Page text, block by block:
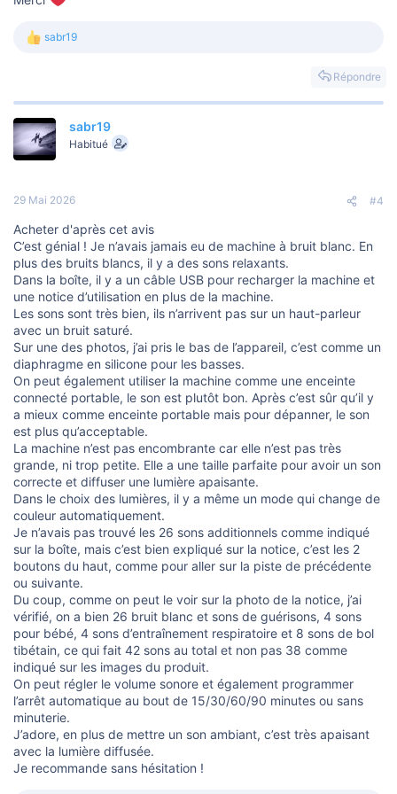
L
é
c
i
s
sabr19
Répondre
sabr19
Habitué
29 Mai 2026 #4
Acheter d'après cet avis
C’est génial ! Je n’avais jamais eu de machine à bruit blanc. En
plus des bruits blancs, il y a des sons relaxants.
Dans la boîte, il y a un câble USB pour recharger la machine et
une notice d’utilisation en plus de la machine.
Les sons sont très bien, ils n’arrivent pas sur un haut-parleur
avec un bruit saturé.
Sur une des photos, j’ai pris le bas de l’appareil, c’est comme un
diaphragme en silicone pour les basses.
On peut également utiliser la machine comme une enceinte
connecté portable, le son est plutôt bon. Après c’est sûr qu’il y
a mieux comme enceinte portable mais pour dépanner, le son
est plus qu’acceptable.
La machine n’est pas encombrante car elle n’est pas très
grande, ni trop petite. Elle a une taille parfaite pour avoir un son
correcte et diffuser une lumière apaisante.
Dans le choix des lumières, il y a même un mode qui change de
couleur automatiquement.
Je n’avais pas trouvé les 26 sons additionnels comme indiqué
sur la boîte, mais c’est bien expliqué sur la notice, c’est les 2
boutons du haut, comme pour aller sur la piste de précédente
ou suivante.
Du coup, comme on peut le voir sur la photo de la notice, j’ai
vérifié, on a bien 26 bruit blanc et sons de guérisons, 4 sons
pour bébé, 4 sons d’entraînement respiratoire et 8 sons de bol
tibétain, ce qui fait 42 sons au total et non pas 38 comme
indiqué sur les images du produit.
On peut régler le volume sonore et également programmer
l’arrêt automatique au bout de 15/30/60/90 minutes ou sans
minuterie.
J’adore, en plus de mettre un son ambiant, c’est très apaisant
avec la lumière diffusée.
Je recommande sans hésitation !